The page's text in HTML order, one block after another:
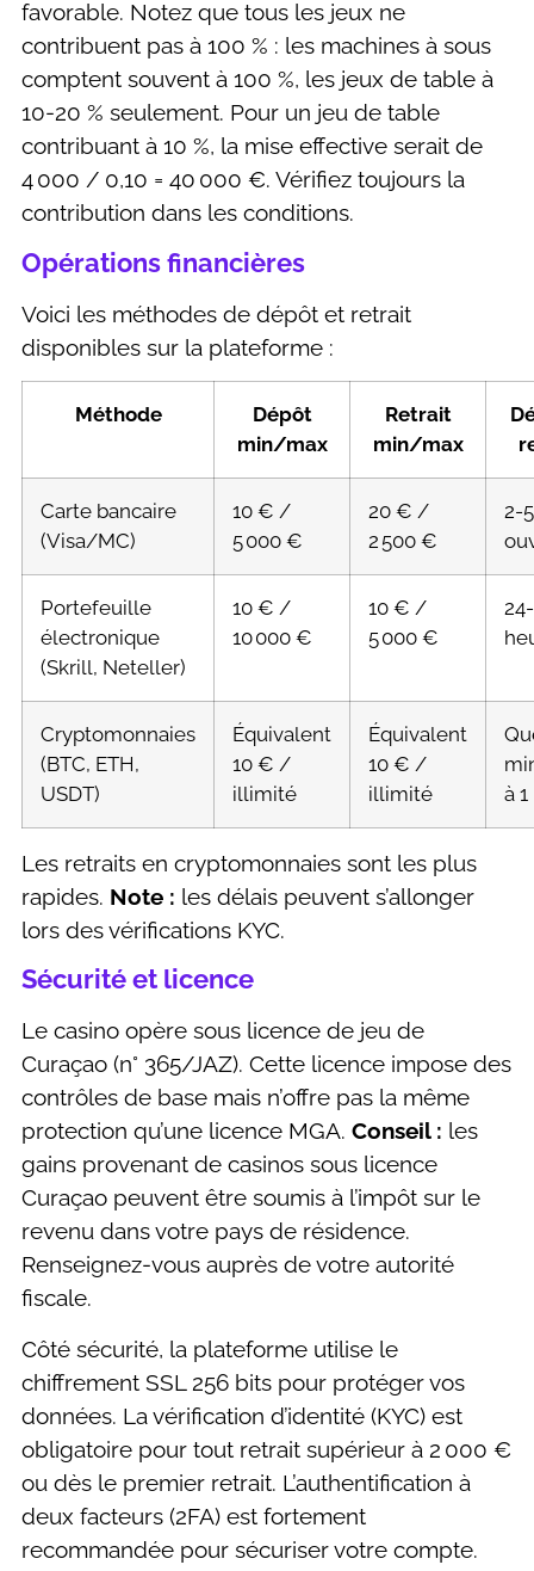
favorable. Notez que tous les jeux ne
contribuent pas à 100 % : les machines à sous
comptent souvent à 100 %, les jeux de table à
10-20 % seulement. Pour un jeu de table
contribuant à 10 %, la mise effective serait de
4 000 / 0,10 = 40 000 €. Vérifiez toujours la
contribution dans les conditions.
Opérations financières
Voici les méthodes de dépôt et retrait
disponibles sur la plateforme :
Méthode
Dépôt
min/max
Retrait
min/max
Carte bancaire
(Visa/MC)
10 € /
5 000 €
20 € /
2 500 €
2-
Portefeuille
électronique
(Skrill, Neteller)
10 € /
10 000 €
10 € /
5 000 €
Cryptomonnaies
(BTC, ETH,
USDT)
Équivalent
10 € /
illimité
Équivalent
10 € /
illimité
à
Les retraits en cryptomonnaies sont les plus
rapides. Note : les délais peuvent s’allonger
lors des vérifications KYC.
Sécurité et licence
Le casino opère sous licence de jeu de
Curaçao (n° 365/JAZ). Cette licence impose des
contrôles de base mais n’offre pas la même
protection qu’une licence MGA. Conseil : les
gains provenant de casinos sous licence
Curaçao peuvent être soumis à l’impôt sur le
revenu dans votre pays de résidence.
Renseignez-vous auprès de votre autorité
fiscale.
Côté sécurité, la plateforme utilise le
chiffrement SSL 256 bits pour protéger vos
données. La vérification d’identité (KYC) est
obligatoire pour tout retrait supérieur à 2 000 €
ou dès le premier retrait. L’authentification à
deux facteurs (2FA) est fortement
recommandée pour sécuriser votre compte.